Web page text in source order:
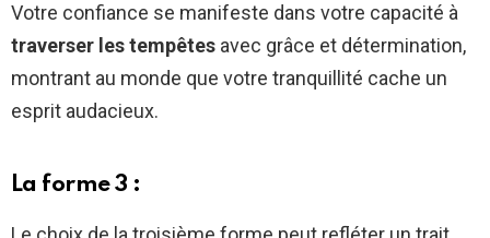
Votre confiance se manifeste dans votre capacité à
traverser les tempêtes avec grâce et détermination,
montrant au monde que votre tranquillité cache un
esprit audacieux.
La forme 3 :